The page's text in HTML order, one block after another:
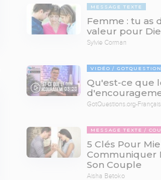
MESSAGE TEXTE
Femme : tu as
valeur pour
Sylvie Corman
03:28
VIDÉO
Qu'est-ce que
GotQuestions.org-Français
MESSAGE TEXTE
5 Clés Pour
Communiquer
Son Couple
Aisha Betoko